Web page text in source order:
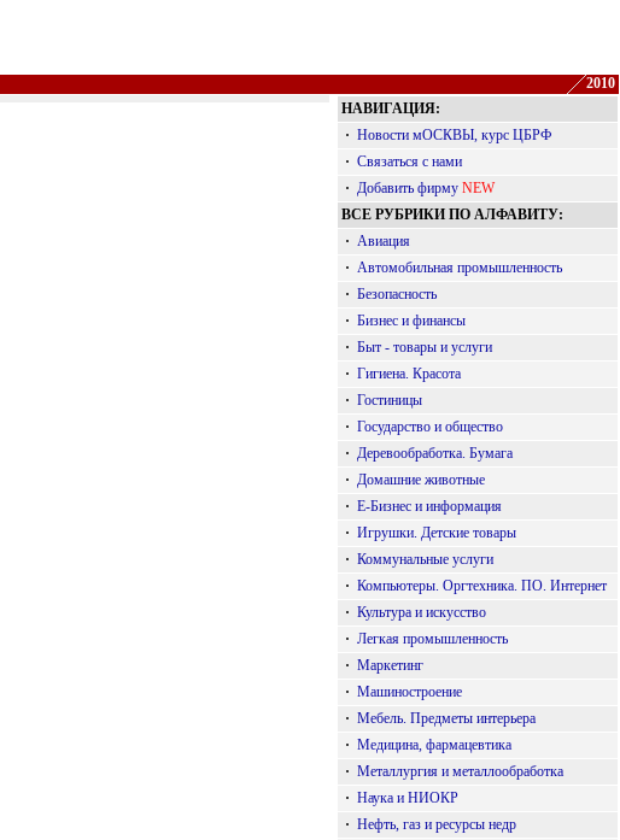
2010
НАВИГАЦИЯ:
· Новости мОСКВЫ, курс ЦБРФ
· Связаться с нами
· Добавить фирму NEW
ВСЕ РУБРИКИ ПО АЛФАВИТУ:
· Авиация
· Автомобильная промышленность
· Безопасность
· Бизнес и финансы
· Быт - товары и услуги
· Гигиена. Красота
· Гостиницы
· Государство и общество
· Деревообработка. Бумага
· Домашние животные
· Е-Бизнес и информация
· Игрушки. Детские товары
· Коммунальные услуги
· Компьютеры. Оргтехника. ПО. Интернет
· Культура и искусство
· Легкая промышленность
· Маркетинг
· Машиностроение
· Мебель. Предметы интерьера
· Медицина, фармацевтика
· Металлургия и металлообработка
· Наука и НИОКР
· Нефть, газ и ресурсы недр